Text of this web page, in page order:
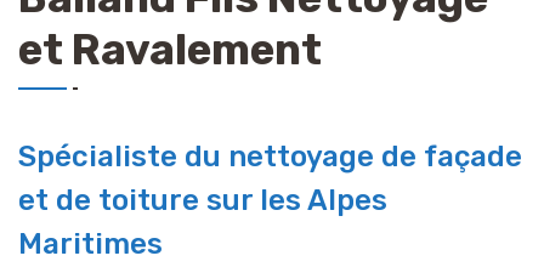
et Ravalement
Spécialiste du nettoyage de façade
et de toiture sur les Alpes
Maritimes